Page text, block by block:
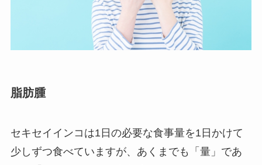
脂肪腫
セキセイインコは1日の必要な食事量を1日かけて
少しずつ食べていますが、あくまでも「量」であ